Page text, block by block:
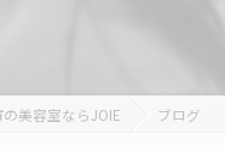
美容室ならJOIE ブログ